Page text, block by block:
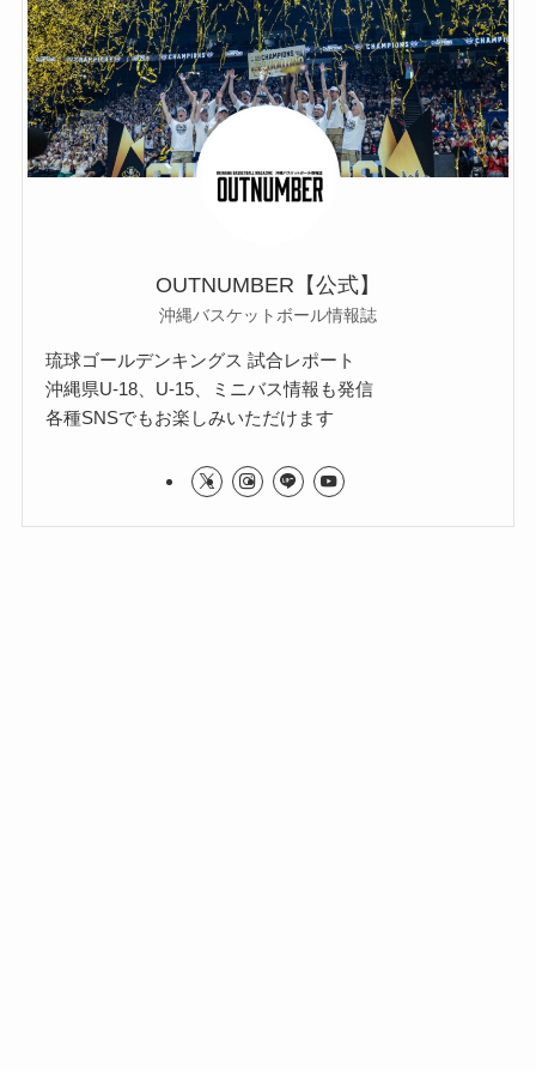
OUTNUMBER【公式】
沖縄バスケットボール情報誌
琉球ゴールデンキングス 試合レポート
沖縄県U-18、U-15、ミニバス情報も発信
各種SNSでもお楽しみいただけます